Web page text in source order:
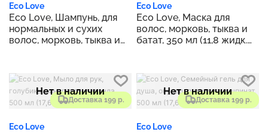
Eco Love
Eco Love, Шампунь, для
нормальных и сухих
волос, морковь, тыква и
Eco Love
Eco Love, Маска для
волос, морковь, тыква и
батат, 350 мл (11,8 жидк.
Доставка 199 р.
Нет в наличии
Eco Love
Доставка 199 р.
Нет в наличии
Eco Love